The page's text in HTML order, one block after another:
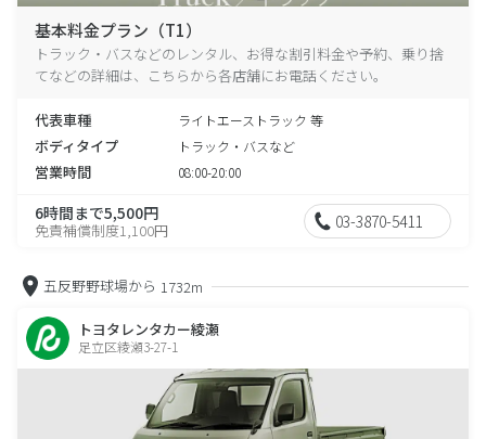
基本料金プラン（T1）
トラック・バスなどのレンタル、お得な割引料金や予約、乗り捨
てなどの詳細は、こちらから各店舗にお電話ください。
代表車種 ライトエーストラック 等
ボディタイプ トラック・バスなど
営業時間 08:00-20:00
6時間まで5,500円
免責補償制度1,100円 03-3870-5411
五反野野球場から 1732m
トヨタレンタカー綾瀬
足立区綾瀬3-27-1